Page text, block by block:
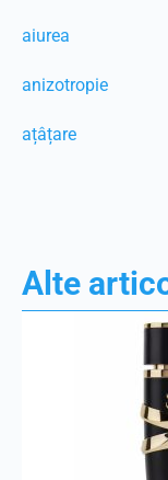
aiurea
anizotropie
ațâțare
Alte